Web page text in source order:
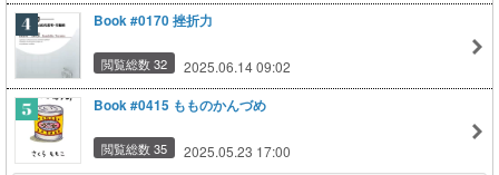
Book #0170 挫折力
閲覧総数 32 2025.06.14 09:02
Book #0415 もものかんづめ
閲覧総数 35 2025.05.23 17:00